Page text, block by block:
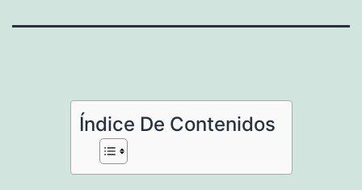
Índice De Contenidos